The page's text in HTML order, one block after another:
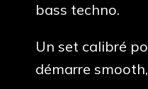
bass techno.
Un set calibré
démarre